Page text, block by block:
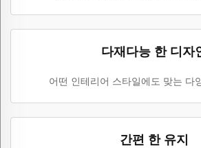
다재다능 한 디자
어떤 인테리어 스타일에도 맞는 다
간편 한 유지